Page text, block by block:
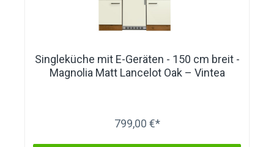
Singleküche mit E-Geräten - 150 cm breit -
Magnolia Matt Lancelot Oak – Vintea
799,00 €*